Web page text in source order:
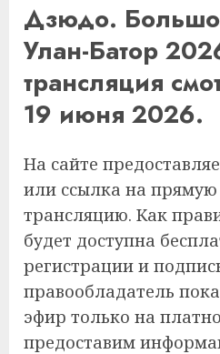
Дзюдо.
Улан-Батор
трансляция
19 июня 2026.
На сайте
или ссылка на
трансляцию. Как
будет доступна
регистрации и
правообладатель
эфир только на
предоставим